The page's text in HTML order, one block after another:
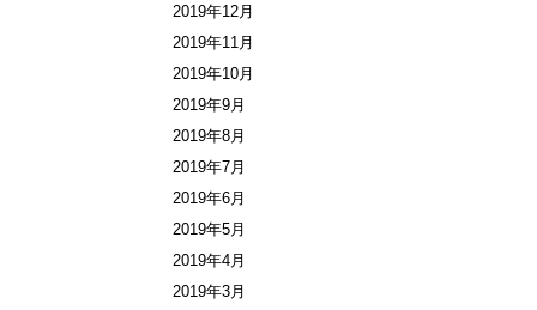
2019年12月
2019年11月
2019年10月
2019年9月
2019年8月
2019年7月
2019年6月
2019年5月
2019年4月
2019年3月